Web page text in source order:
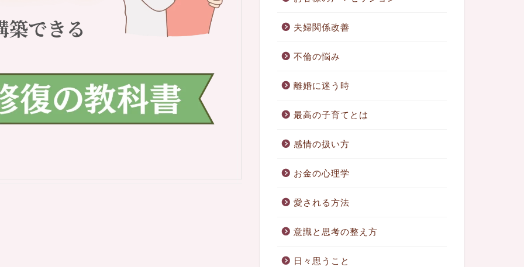
夫婦関係改善
不倫の悩み
離婚に迷う時
最高の子育てとは
感情の扱い方
お金の心理学
愛される方法
意識と思考の整え方
日々思うこと